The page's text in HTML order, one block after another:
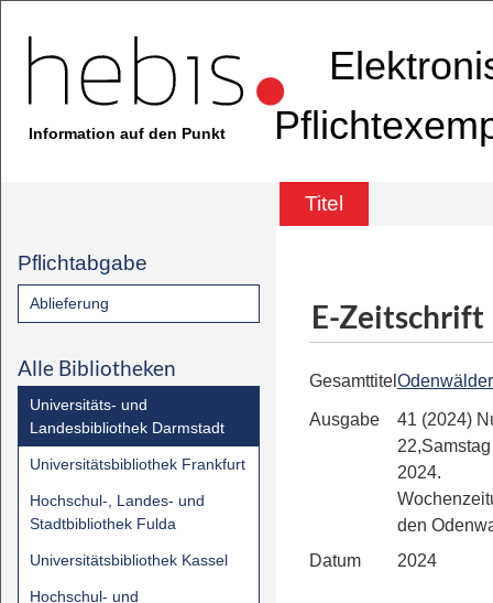
Information auf den Punkt
Titel
Pflichtabgabe
Ablieferung
Alle Bibliotheken
Universitäts- und
Landesbibliothek Darmstadt
Universitätsbibliothek Frankfurt
Hochschul-, Landes- und
Stadtbibliothek Fulda
Universitätsbibliothek Kassel
Hochschul- und
E-Zeitschrift
Gesamttitel
Ausgabe
41 (2024)
2024.
den
Datum
2024